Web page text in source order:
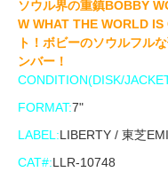
ソウル界の重鎮BOBBY
W WHAT THE WORLD
ト！ボビーのソウルフル
ンバー！
CONDITION(DISK/
FORMAT:7"
LABEL:LIBERTY / 東芝EMI
CAT#:LLR-10748